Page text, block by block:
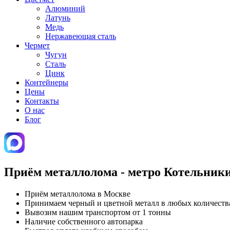
Алюминий
Латунь
Медь
Нержавеющая сталь
Чермет
Чугун
Сталь
Цинк
Контейнеры
Цены
Контакты
О нас
Блог
Приём металлолома - метро
Приём металлолома в Москве
Принимаем черный и цветной металл в любых
Вывозим нашим транспортом от 1 тонны
Наличие собственного автопарка